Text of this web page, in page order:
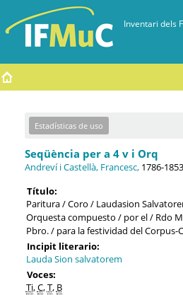
Estadísticas de uso
Seqüència per a 4 v i Orq
Andreví i Castellà, Francesc,1786-1853
Título:
Paritura / Coro / Laudasion
Orquesta compuesto / por el / Rdo
Pbro. / para la festividad del Corpus-
Incipit literario:
Lauda Sion salvatorem
Voces:
Ti,C,T, B